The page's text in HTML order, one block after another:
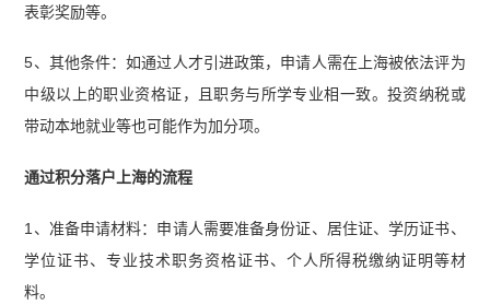
表彰奖励等。
5、其他条件：如通过人才引进政策，申请人需在上海被依法评为
中级以上的职业资格证，且职务与所学专业相一致。投资纳税或
带动本地就业等也可能作为加分项。
通过积分落户上海的流程
1、准备申请材料：申请人需要准备身份证、居住证、学历证书、
学位证书、专业技术职务资格证书、个人所得税缴纳证明等材
料。